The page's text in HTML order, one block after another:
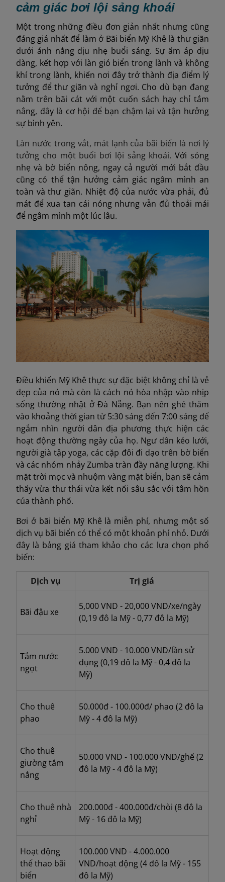
cảm giác bơi lội sảng khoái
Một trong những điều đơn giản nhất nhưng cũng
đáng giá nhất để làm ở Bãi biển Mỹ Khê là thư giãn
dưới ánh nắng dịu nhẹ buổi sáng. Sự ấm áp dịu
dàng, kết hợp với làn gió biển trong lành và không
khí trong lành, khiến nơi đây trở thành địa điểm lý
tưởng để thư giãn và nghỉ ngơi. Cho dù bạn đang
nằm trên bãi cát với một cuốn sách hay chỉ tắm
nắng, đây là cơ hội để bạn chậm lại và tận hưởng
sự bình yên.
Làn nước trong vắt, mát lạnh của bãi biển là nơi lý
tưởng cho một buổi bơi lội sảng khoái.Với sóng
nhẹ và bờ biển nông, ngay cả người mới bắt đầu
cũng có thể tận hưởng cảm giác ngâm mình an
toàn và thư giãn. Nhiệt độ của nước vừa phải, đủ
mát để xua tan cái nóng nhưng vẫn đủ thoải mái
để ngâm mình một lúc lâu.
Điều khiến Mỹ Khê thực sự đặc biệt không chỉ là vẻ
đẹp của nó mà còn là cách nó hòa nhập vào nhịp
sống thường nhật ở Đà Nẵng. Bạn nên ghé thăm
vào khoảng thời gian từ 5:30 sáng đến 7:00 sáng để
ngắm nhìn người dân địa phương thực hiện các
hoạt động thường ngày của họ. Ngư dân kéo lưới,
người già tập yoga, các cặp đôi đi dạo trên bờ biển
và các nhóm nhảy Zumba tràn đầy năng lượng. Khi
mặt trời mọc và nhuộm vàng mặt biển, bạn sẽ cảm
thấy vừa thư thái vừa kết nối sâu sắc với tâm hồn
của thành phố.
Bơi ở bãi biển Mỹ Khê là miễn phí, nhưng một số
dịch vụ bãi biển có thể có một khoản phí nhỏ. Dưới
đây là bảng giá tham khảo cho các lựa chọn phổ
biến:
Dịch vụ Trị giá
Bãi đậu xe
5,000 VND - 20,000VND/xe/ngày
(0,19 đô la Mỹ - 0,77 đô la Mỹ)
Tắm nước
ngọt
5.000 VND - 10.000 VND/lần sử
dụng(0,19 đô la Mỹ - 0,4 đô la
Mỹ)
Cho thuê
phao
50.000đ - 100.000đ/ phao (2 đô la
Mỹ - 4 đô la Mỹ)
Cho thuê
giường tắm
nắng
50.000 VND - 100.000 VND/ghế(2
đô la Mỹ - 4 đô la Mỹ)
Cho thuê nhà
nghỉ
200.000đ - 400.000đ/chòi (8 đô la
Mỹ - 16 đô la Mỹ)
Hoạt động
thể thao bãi
biển
100.000 VND - 4.000.000
VND/hoạt động(4 đô la Mỹ - 155
đô la Mỹ)